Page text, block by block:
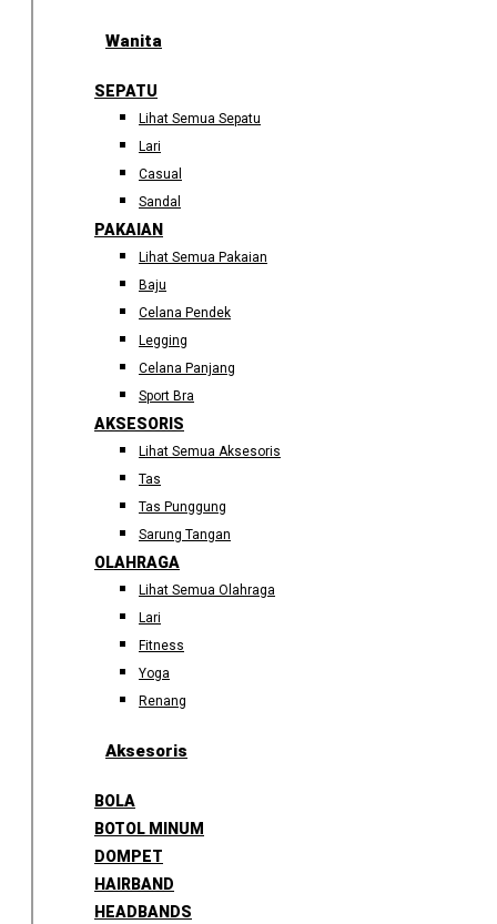
Wanita
SEPATU
Lihat Semua Sepatu
Lari
Casual
Sandal
PAKAIAN
Lihat Semua Pakaian
Baju
Celana Pendek
Legging
Celana Panjang
Sport Bra
AKSESORIS
Lihat Semua Aksesoris
Tas
Tas Punggung
Sarung Tangan
OLAHRAGA
Lihat Semua Olahraga
Lari
Fitness
Yoga
Renang
Aksesoris
BOLA
BOTOL MINUM
DOMPET
HAIRBAND
HEADBANDS